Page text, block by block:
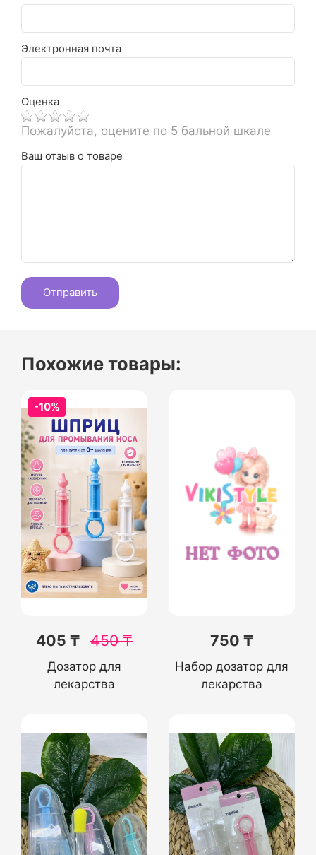
Электронная почта
Оценка
Пожалуйста, оцените по 5 бальной шкале
Ваш отзыв о товаре
Похожие товары:
-10%
405 ₸ 450₸
Дозатор для
лекарства
750 ₸
Набор дозатор для
лекарства